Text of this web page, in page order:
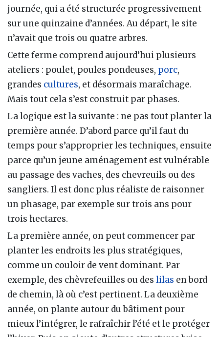
journée, qui a été structurée progressivement
sur une quinzaine d’années. Au départ, le site
n’avait que trois ou quatre arbres.
Cette ferme comprend aujourd’hui plusieurs
ateliers : poulet, poules pondeuses, porc,
grandes cultures, et désormais maraîchage.
Mais tout cela s’est construit par phases.
La logique est la suivante : ne pas tout planter la
première année. D’abord parce qu’il faut du
temps pour s’approprier les techniques, ensuite
parce qu’un jeune aménagement est vulnérable
au passage des vaches, des chevreuils ou des
sangliers. Il est donc plus réaliste de raisonner
un phasage, par exemple sur trois ans pour
trois hectares.
La première année, on peut commencer par
planter les endroits les plus stratégiques,
comme un couloir de vent dominant. Par
exemple, des chèvrefeuilles ou des lilas en bord
de chemin, là où c’est pertinent. La deuxième
année, on plante autour du bâtiment pour
mieux l’intégrer, le rafraîchir l’été et le protéger